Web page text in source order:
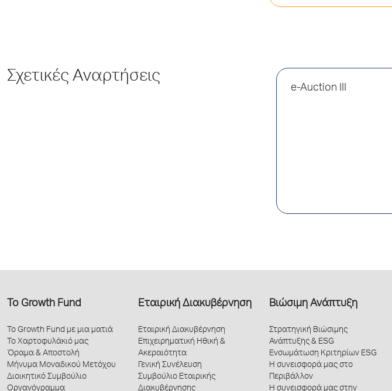
Σχετικές Αναρτήσεις
e-Auction III
Το Growth Fund
Το Growth Fund με μια ματιά
Το Χαρτοφυλάκιό μας
Όραμα & Αποστολή
Μήνυμα Μοναδικού Μετόχου
Διοικητικό Συμβούλιο
Οργανόγραμμα
Εταιρική Διακυβέρνηση
Εταιρική Διακυβέρνηση
Επιχειρηματική Ηθική &
Ακεραιότητα
Γενική Συνέλευση
Συμβούλιο Εταιρικής
Διακυβέρνησης
Βιώσιμη Ανάπτυξη
Στρατηγική Βιώσιμης
Ανάπτυξης & ESG
Ενσωμάτωση Κριτηρίων ESG
Η συνεισφορά μας στο
Περιβάλλον
Η συνεισφορά μας στην